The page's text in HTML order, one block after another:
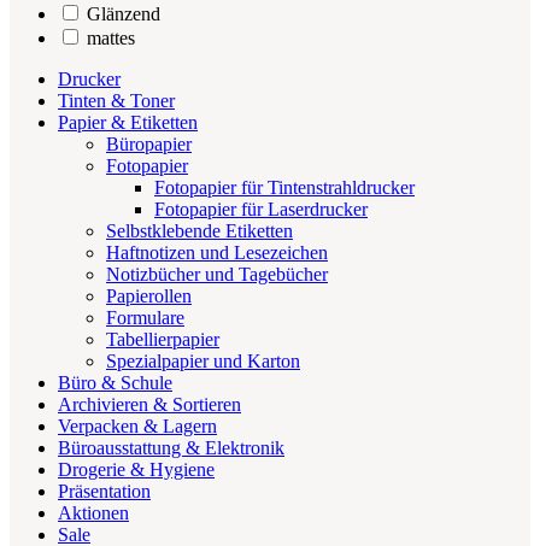
Glänzend
mattes
Drucker
Tinten & Toner
Papier & Etiketten
Büropapier
Fotopapier
Fotopapier für Tintenstrahldrucker
Fotopapier für Laserdrucker
Selbstklebende Etiketten
Haftnotizen und Lesezeichen
Notizbücher und Tagebücher
Papierollen
Formulare
Tabellierpapier
Spezialpapier und Karton
Büro & Schule
Archivieren & Sortieren
Verpacken & Lagern
Büroausstattung & Elektronik
Drogerie & Hygiene
Präsentation
Aktionen
Sale